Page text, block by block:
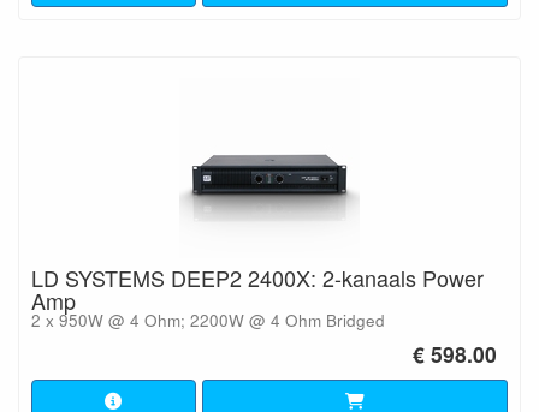
LD SYSTEMS DEEP2 2400X: 2-kanaals Power
Amp
2 x 950W @ 4 Ohm; 2200W @ 4 Ohm Bridged
€ 598.00